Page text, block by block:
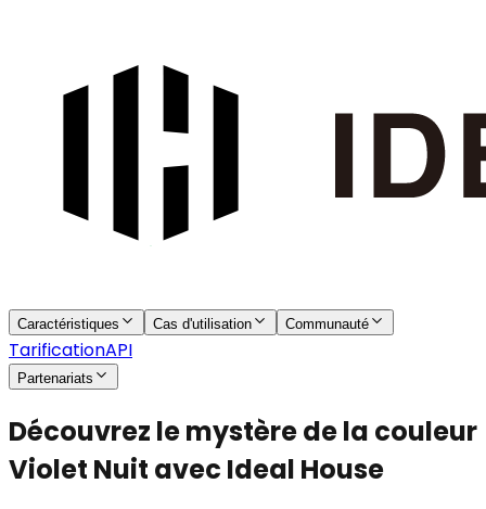
Caractéristiques Cas d'utilisation Communauté
TarificationAPI
Partenariats
Découvrez le mystère de la couleur
Violet Nuit avec Ideal House